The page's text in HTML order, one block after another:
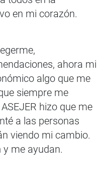
en mi corazón.
ahora mi
algo que me
siempre me
hizo que me
a las personas
viendo mi cambio.
y me ayudan.